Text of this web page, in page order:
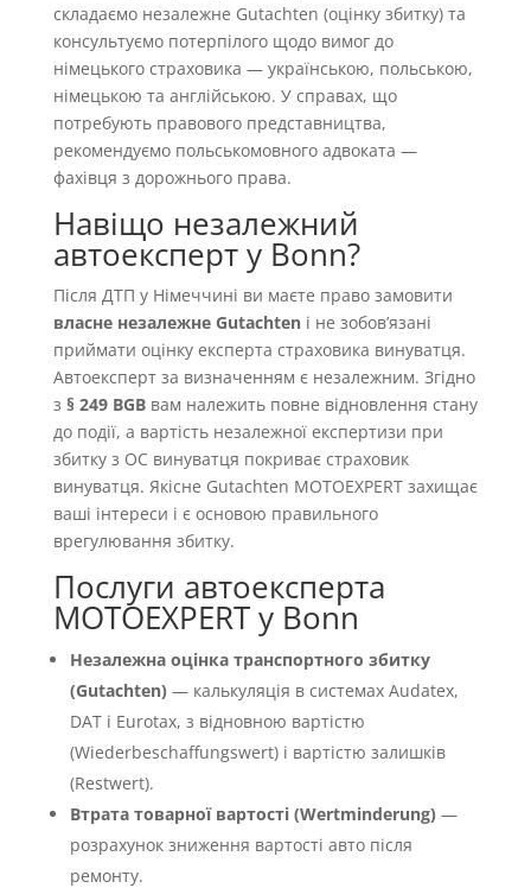
складаємо незалежне Gutachten (оцінку збитку) та
консультуємо потерпілого щодо вимог до
німецького страховика — українською, польською,
німецькою та англійською. У справах, що
потребують правового представництва,
рекомендуємо польськомовного адвоката —
фахівця з дорожнього права.
Навіщо незалежний
автоексперт у Bonn?
Після ДТП у Німеччині ви маєте право замовити
власне незалежне Gutachtenі не зобовʼязані
приймати оцінку експерта страховика винуватця.
Автоексперт за визначенням є незалежним. Згідно
з § 249 BGBвам належить повне відновлення стану
до події, а вартість незалежної експертизи при
збитку з OC винуватця покриває страховик
винуватця. Якісне Gutachten MOTOEXPERT захищає
ваші інтереси і є основою правильного
врегулювання збитку.
Послуги автоексперта
MOTOEXPERT у Bonn
Незалежна оцінка транспортного збитку
(Gutachten) — калькуляція в системах Audatex,
DAT і Eurotax, з відновною вартістю
(Wiederbeschaffungswert) і вартістю залишків
(Restwert).
Втрата товарної вартості (Wertminderung) —
розрахунок зниження вартості авто після
ремонту.